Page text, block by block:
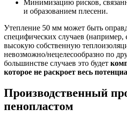
Минимизацию рисков,
и образованием плесени.
Утепление 50 мм может быть
специфических случаев
высокую собственную
невозможно/нецелесообразно по
большинстве случаев это будет
которое не раскроет весь
Производственный
пенопластом